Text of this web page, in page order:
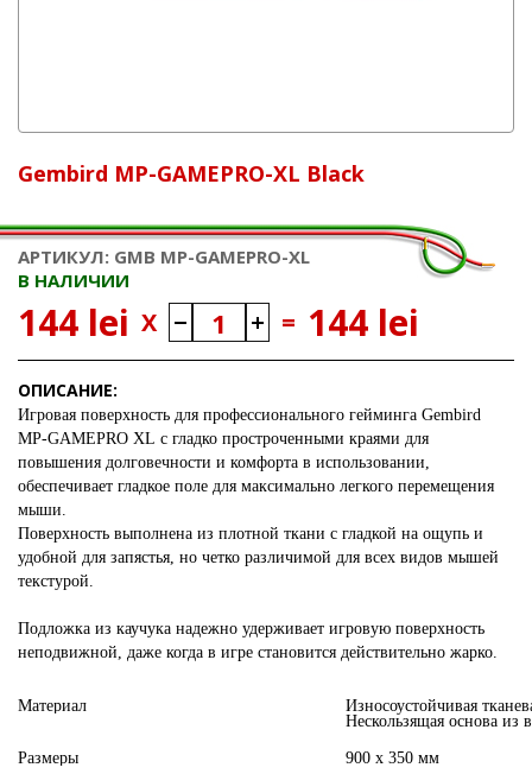
Gembird MP-GAMEPRO-XL Black
АРТИКУЛ: GMB MP-GAMEPRO-XL
В НАЛИЧИИ
144 lei X = 144 lei
ОПИСАНИЕ:
Игровая поверхность для профессионального гейминга Gembird
MP-GAMEPRO XL с гладко простроченными краями для
повышения долговечности и комфорта в использовании,
обеспечивает гладкое поле для максимально легкого перемещения
мыши.
Поверхность выполнена из плотной ткани с гладкой на ощупь и
удобной для запястья, но четко различимой для всех видов мышей
текстурой.
Подложка из каучука надежно удерживает игровую поверхность
неподвижной, даже когда в игре становится действительно жарко.
Материал
Износоустойчивая
Нескользящая основа из
Размеры 900 x 350 мм